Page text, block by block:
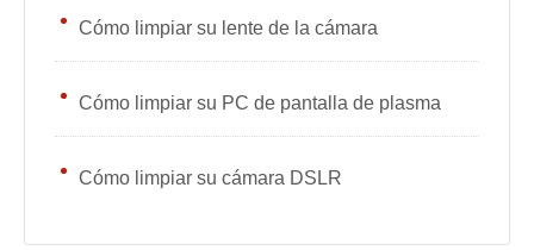
Cómo limpiar su lente de la cámara
Cómo limpiar su PC de pantalla de plasma
Cómo limpiar su cámara DSLR